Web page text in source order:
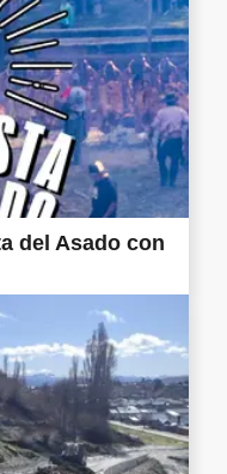
del Asado con